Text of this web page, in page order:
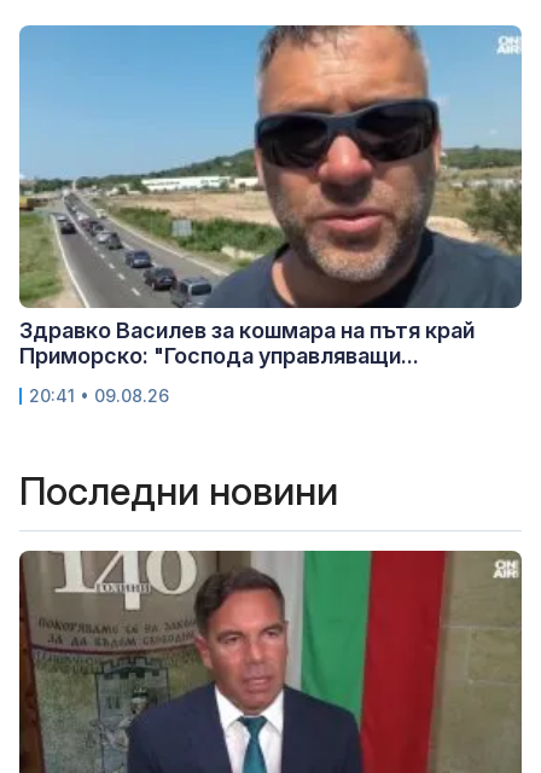
Здравко Василев за кошмара на пътя край
Приморско: "Господа управляващи...
20:41 • 09.08.26
Последни новини